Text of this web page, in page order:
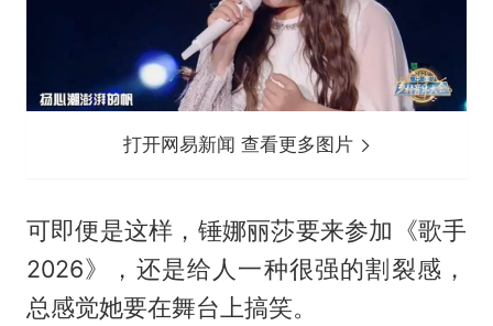
打开网易新闻 查看更多图片
可即便是这样，锤娜丽莎要来参加《歌手
2026》，还是给人一种很强的割裂感，
总感觉她要在舞台上搞笑。